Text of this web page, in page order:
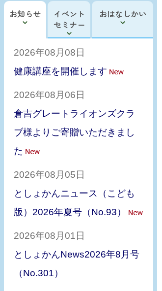
お知らせ
イベント
セミナー
おはなしかい
2026年08月08日
健康講座を開催します
2026年08月06日
倉吉グレートライオンズクラ
ブ様よりご寄贈いただきまし
た
2026年08月05日
としょかんニュース（こども
版）2026年夏号（No.93）
2026年08月01日
としょかんNews2026年8月号
（No.301）